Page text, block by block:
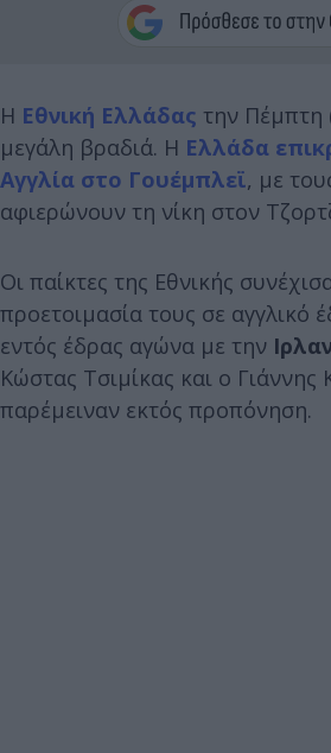
Η Εθνική Ελλάδας την Πέμπτη
μεγάλη βραδιά. Η Ελλάδα
Αγγλία στο Γουέμπλεϊ, με
αφιερώνουν τη νίκη στον
Οι παίκτες της Εθνικής
προετοιμασία τους σε αγγλικό
εντός έδρας αγώνα με την
Κώστας Τσιμίκας και ο Γιάννης
παρέμειναν εκτός προπόνηση.